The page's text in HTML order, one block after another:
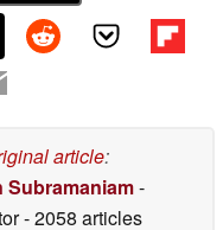
article:
Subramaniam-
- 2058 articles